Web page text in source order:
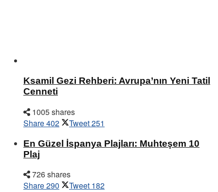
Ksamil Gezi Rehberi: Avrupa’nın Yeni Tatil
Cenneti
1005 shares
Share402 Tweet251
En Güzel İspanya Plajları: Muhteşem 10
Plaj
726 shares
Share290 Tweet 182